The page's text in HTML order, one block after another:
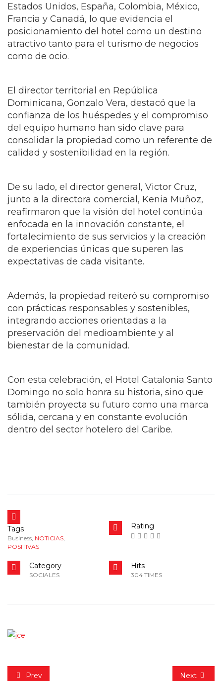
Estados Unidos, España, Colombia, México,
Francia y Canadá, lo que evidencia el
posicionamiento del hotel como un destino
atractivo tanto para el turismo de negocios
como de ocio.
El director territorial en República
Dominicana, Gonzalo Vera, destacó que la
confianza de los huéspedes y el compromiso
del equipo humano han sido clave para
consolidar la propiedad como un referente de
calidad y sostenibilidad en la región.
De su lado, el director general, Victor Cruz,
junto a la directora comercial, Kenia Muñoz,
reafirmaron que la visión del hotel continúa
enfocada en la innovación constante, el
fortalecimiento de sus servicios y la creación
de experiencias únicas que superen las
expectativas de cada visitante.
Además, la propiedad reiteró su compromiso
con prácticas responsables y sostenibles,
integrando acciones orientadas a la
preservación del medioambiente y al
bienestar de la comunidad.
Con esta celebración, el Hotel Catalonia Santo
Domingo no solo honra su historia, sino que
también proyecta su futuro como una marca
sólida, cercana y en constante evolución
dentro del sector hotelero del Caribe.
Tags
Business NOTICIAS
POSITIVAS
Rating
Category
SOCIALES
Hits
304 TIMES
Prev Next